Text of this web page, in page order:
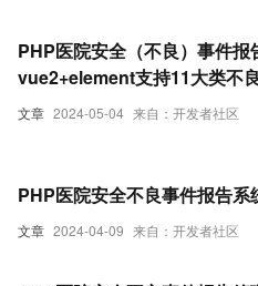
文章 2024-05-04 来自：开发者社区
PHP医院安全（不良）事件报
vue2+element支持11大类不
审核处理、分析改进
文章 2024-04-09 来自：开发者社区
PHP医院安全不良事件报告系